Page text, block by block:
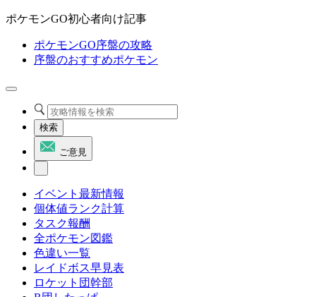
ポケモンGO初心者向け記事
ポケモンGO序盤の攻略
序盤のおすすめポケモン
検索
ご意見
イベント最新情報
個体値ランク計算
タスク報酬
全ポケモン図鑑
色違い一覧
レイドボス早見表
ロケット団幹部